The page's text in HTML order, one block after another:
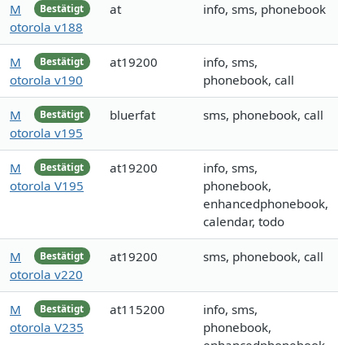
Bestätigt
M
otorola v188
at info, sms, phonebook
Bestätigt
M
otorola v190
at19200
info, sms,
phonebook, call
Bestätigt
M
otorola v195
bluerfat sms, phonebook, call
Bestätigt
M
otorola V195
at19200
info, sms,
phonebook,
enhancedphonebook,
calendar, todo
Bestätigt
M
otorola v220
at19200 sms, phonebook, call
Bestätigt
M
otorola V235
at115200
info, sms,
phonebook,